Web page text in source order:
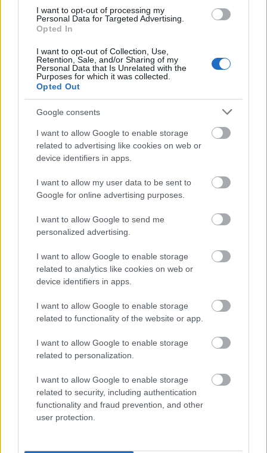
I want to opt-out of processing my
Personal Data for Targeted Advertising.
Opted In
I want to opt-out of Collection, Use,
Retention, Sale, and/or Sharing of my
Personal Data that Is Unrelated with the
Purposes for which it was collected.
Opted Out
Google consents
I want to allow Google to enable storage
related to advertising like cookies on web or
device identifiers in apps.
I want to allow my user data to be sent to
Google for online advertising purposes.
I want to allow Google to send me
personalized advertising.
I want to allow Google to enable storage
related to analytics like cookies on web or
device identifiers in apps.
I want to allow Google to enable storage
related to functionality of the website or app.
I want to allow Google to enable storage
related to personalization.
I want to allow Google to enable storage
related to security, including authentication
functionality and fraud prevention, and other
user protection.
ανέδειξαν και άλλες προεκτάσεις. Το ζητούμενο
δεν είναι απλώς η διοχέτευση των
αποταμιεύσεων σε επενδύσεις. Στο πλαίσιο μιας
σταδιακής ενίσχυσης της αποταμιευτικής
δυνατότητας των νοικοκυριών, ζητούμενο είναι η
ενδυνάμωση της μεσαίας τάξης και η καλλιέργεια
κουλτούρας οικονομικής συμμετοχής, που
θα στηρίζεται στη γνώση, τη διαφάνεια και την
εμπιστοσύνη.